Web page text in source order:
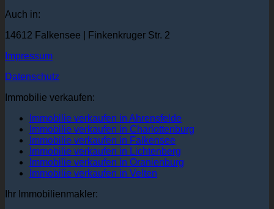
Auch in:
14612 Falkensee | Finkenkruger Str. 2
Impressum
Datenschutz
Immobilie verkaufen:
Immobilie verkaufen in Ahrensfelde
Immobilie verkaufen in Charlottenburg
Immobilie verkaufen in Falkensee
Immobilie verkaufen in Lichtenberg
Immobilie verkaufen in Oranienburg
Immobilie verkaufen in Velten
Ihr Immobilienmakler: